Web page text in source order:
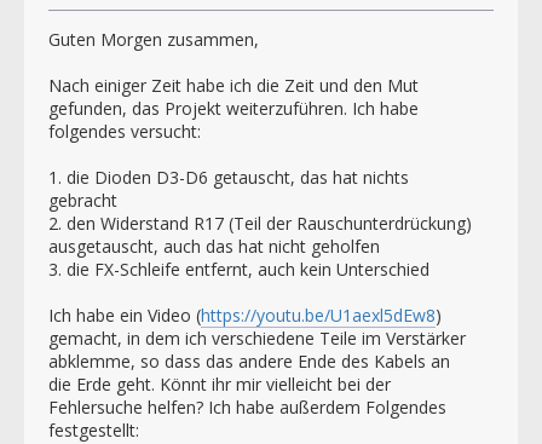
Guten Morgen zusammen,
Nach einiger Zeit habe ich die Zeit und den Mut
gefunden, das Projekt weiterzuführen. Ich habe
folgendes versucht:
1. die Dioden D3-D6 getauscht, das hat nichts
gebracht
2. den Widerstand R17 (Teil der Rauschunterdrückung)
ausgetauscht, auch das hat nicht geholfen
3. die FX-Schleife entfernt, auch kein Unterschied
Ich habe ein Video (https://youtu.be/U1aexl5dEw8)
gemacht, in dem ich verschiedene Teile im Verstärker
abklemme, so dass das andere Ende des Kabels an
die Erde geht. Könnt ihr mir vielleicht bei der
Fehlersuche helfen? Ich habe außerdem Folgendes
festgestellt: